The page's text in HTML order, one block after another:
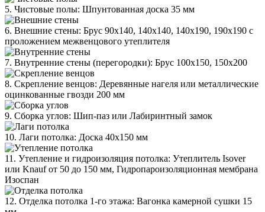
5. Чистовые полы: Шпунтованная доска 35 мм
6. Внешние стены: Брус 90х140, 140х140, 140х190, 190х190 с
проложением межвенцового утеплителя
7. Внутренние стены (перегородки): Брус 100х150, 150х200
8. Скрепление венцов: Деревянные нагеля или металлические
оцинкованные гвозди 200 мм
9. Сборка углов: Шип-паз или Лабиринтный замок
10. Лаги потолка: Доска 40х150 мм
11. Утепление и гидроизоляция потолка: Утеплитель Isover
или Knauf от 50 до 150 мм, Гидропароизоляционная мембрана
Изоспан
12. Отделка потолка 1-го этажа: Вагонка камерной сушки 15